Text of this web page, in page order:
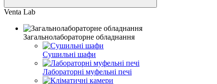
Venta Lab
Загальнолабораторне обладнання
Сушильні шафи
Лабораторні муфельні печі